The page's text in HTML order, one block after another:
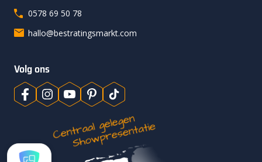
0578 69 50 78
hallo@bestratingsmarkt.com
Volg ons